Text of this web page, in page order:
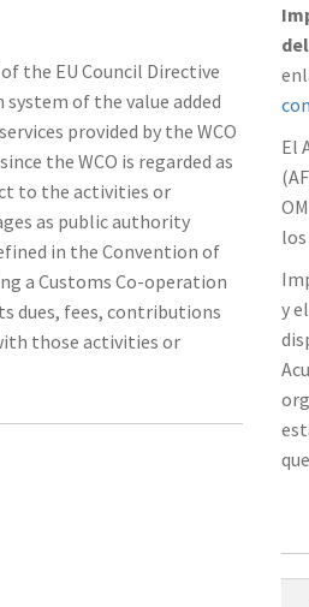
the EU Council Directive
of the value added
provided by the WCO
the WCO is regarded as
to the activities or
as public authority
in the Convention of
a Customs Co-operation
dues, fees, contributions
those activities or
El
y